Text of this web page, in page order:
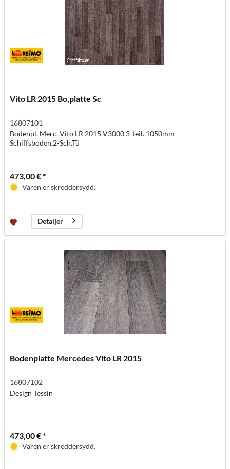
Vito LR 2015 Bo,platte Sc
16807101
Bodenpl. Merc. Vito LR 2015 V3000 3-teil. 1050mm
Schiffsboden,2-Sch.Tü
473,00 € *
Varen er skreddersydd.
Detaljer
Bodenplatte Mercedes Vito LR 2015
16807102
Design Tessin
473,00 € *
Varen er skreddersydd.